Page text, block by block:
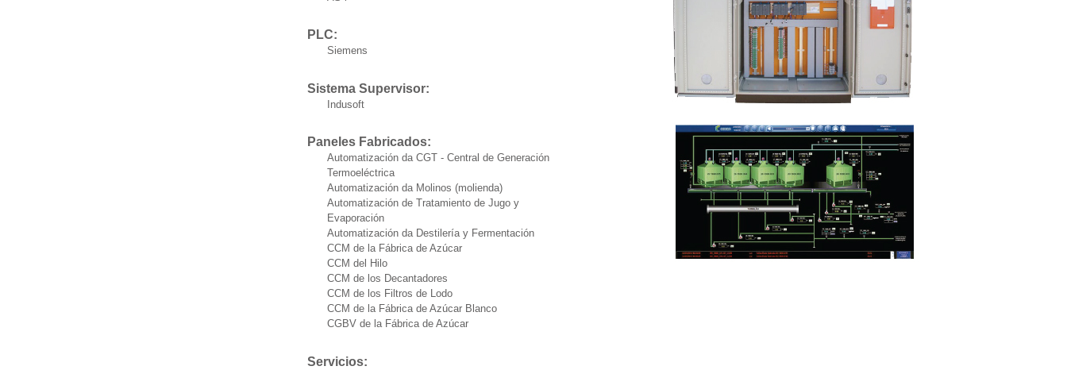
PLC:
Siemens
Sistema Supervisor:
Indusoft
Paneles Fabricados:
Automatización da CGT - Central de Generación
Termoeléctrica
Automatización da Molinos (molienda)
Automatización de Tratamiento de Jugo y
Evaporación
Automatización da Destilería y Fermentación
CCM de la Fábrica de Azúcar
CCM del Hilo
CCM de los Decantadores
CCM de los Filtros de Lodo
CCM de la Fábrica de Azúcar Blanco
CGBV de la Fábrica de Azúcar
Servicios: